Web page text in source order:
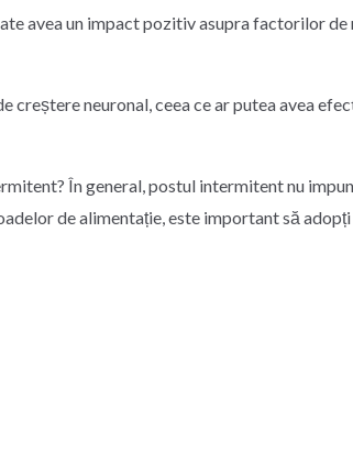
avea un impact pozitiv asupra factorilor
neuronal, ceea ce ar putea avea
În general, postul intermitent nu
de alimentație, este important să